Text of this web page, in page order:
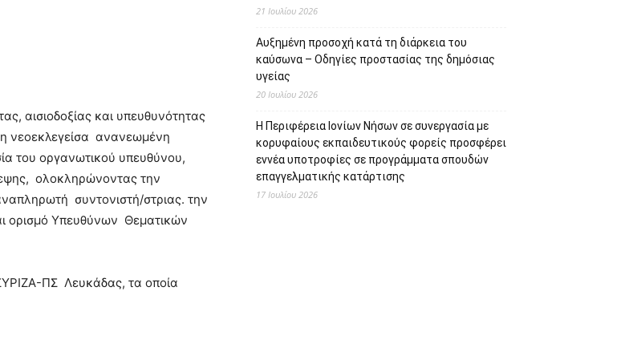
αισιοδοξίας και υπευθυνότητας
νεοεκλεγείσα ανανεωμένη
του οργανωτικού υπευθύνου,
ολοκληρώνοντας την
συντονιστή/στριας. την
ορισμό Υπευθύνων Θεματικών
ΠΣ Λευκάδας, τα οποία
21 Ιουλίου 2026
Αυξημένη προσοχή κατά τη διάρκεια του
καύσωνα – Οδηγίες προστασίας της δημόσιας
υγείας
20 Ιουλίου 2026
Η Περιφέρεια Ιονίων Νήσων σε συνεργασία με
κορυφαίους εκπαιδευτικούς φορείς προσφέρει
εννέα υποτροφίες σε προγράμματα σπουδών
επαγγελματικής κατάρτισης
17 Ιουλίου 2026